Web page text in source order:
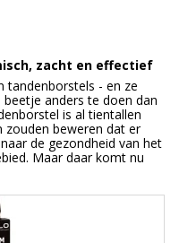
zacht en effectief
tandenborstels - en ze
anders te doen dan
is al tientallen
zouden beweren dat er
de gezondheid van het
Maar daar komt nu